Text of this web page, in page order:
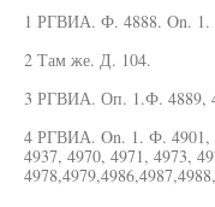
1 РГВИА. Ф. 4888. On. 1.
2 Там же. Д. 104.
3 РГВИА. Оп. 1.Ф. 4889,
4 РГВИА. On. 1. Ф. 4901,
4937, 4970, 4971, 4973,